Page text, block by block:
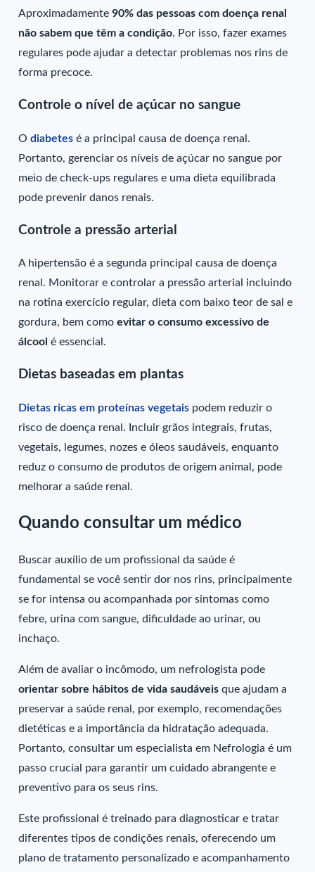
Aproximadamente90% das pessoas com doença renal
não sabem que têm a condição. Por isso, fazer exames
regulares pode ajudar a detectar problemas nos rins de
forma precoce.
Controle o nível de açúcar no sangue
Odiabetes é a principal causa de doença renal.
Portanto, gerenciar os níveis de açúcar no sangue por
meio de check-ups regulares e uma dieta equilibrada
pode prevenir danos renais.
Controle a pressão arterial
A hipertensão é a segunda principal causa de doença
renal. Monitorar e controlar a pressão arterial incluindo
na rotina exercício regular, dieta com baixo teor de sal e
gordura, bem comoevitar o consumo excessivo de
álcool é essencial.
Dietas baseadas em plantas
Dietas ricas em proteínas vegetais podem reduzir o
risco de doença renal. Incluir grãos integrais, frutas,
vegetais, legumes, nozes e óleos saudáveis, enquanto
reduz o consumo de produtos de origem animal, pode
melhorar a saúde renal.
Quando consultar um médico
Buscar auxílio de um profissional da saúde é
fundamental se você sentir dor nos rins, principalmente
se for intensa ou acompanhada por sintomas como
febre, urina com sangue, dificuldade ao urinar, ou
inchaço.
Além de avaliar o incômodo, um nefrologista pode
orientar sobre hábitos de vida saudáveis que ajudam a
preservar a saúde renal, por exemplo, recomendações
dietéticas e a importância da hidratação adequada.
Portanto, consultar um especialista em Nefrologia é um
passo crucial para garantir um cuidado abrangente e
preventivo para os seus rins.
Este profissional é treinado para diagnosticar e tratar
diferentes tipos de condições renais, oferecendo um
plano de tratamento personalizado e acompanhamento